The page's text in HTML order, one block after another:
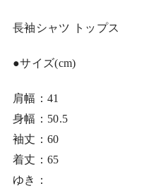
長袖シャツ トップス
●サイズ(cm)
肩幅：41
身幅：50.5
袖丈：60
着丈：65
ゆき：